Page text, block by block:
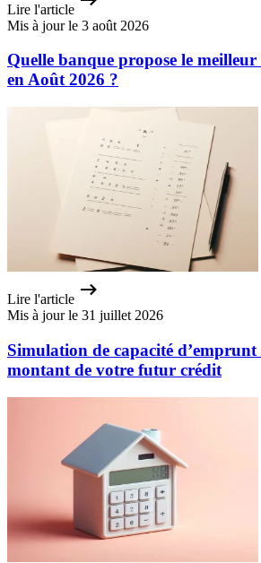
Lire l'article
Mis à jour le 3 août 2026
Quelle banque propose le
en Août 2026 ?
Lire l'article
Mis à jour le 31 juillet 2026
Simulation de capacité d’emprunt
montant de votre futur crédit